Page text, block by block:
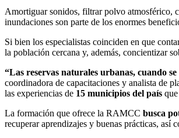
Amortiguar sonidos, filtrar polvo atmosférico,
inundaciones son parte de los enormes
Si bien los especialistas coinciden en que
la población cercana y, además, concientizar
“Las reservas naturales urbanas, cuando
coordinadora de capacitaciones y analista de
las experiencias de 15 municipios del país
La formación que ofrece la RAMCC busca
recuperar aprendizajes y buenas prácticas, así